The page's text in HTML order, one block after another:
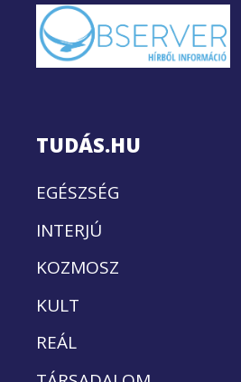
TUDÁS.HU
EGÉSZSÉG
INTERJÚ
KOZMOSZ
KULT
REÁL